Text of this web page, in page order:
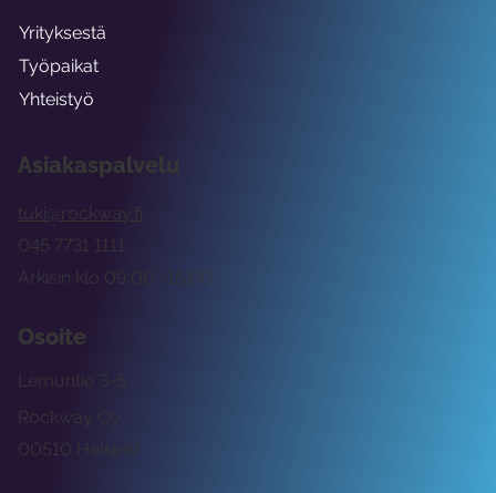
Asiakaspalvelu
tuki@rockway.fi
Arkisin klo 09:00 -15:00
045 7731 1111
Osoite
Rockway Oy
Lemuntie 3-5
00510 Helsinki
Yrityksestä
Työpaikat
Yhteistyö